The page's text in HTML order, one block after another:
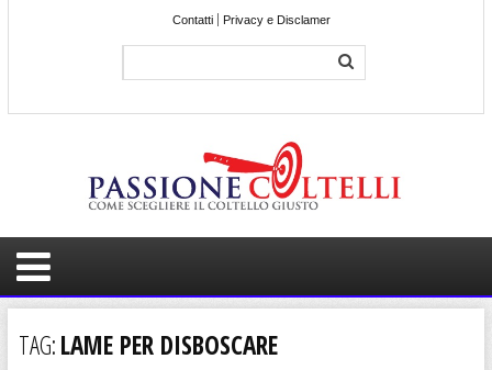
Contatti Privacy e Disclamer
TAG:LAME PER DISBOSCARE